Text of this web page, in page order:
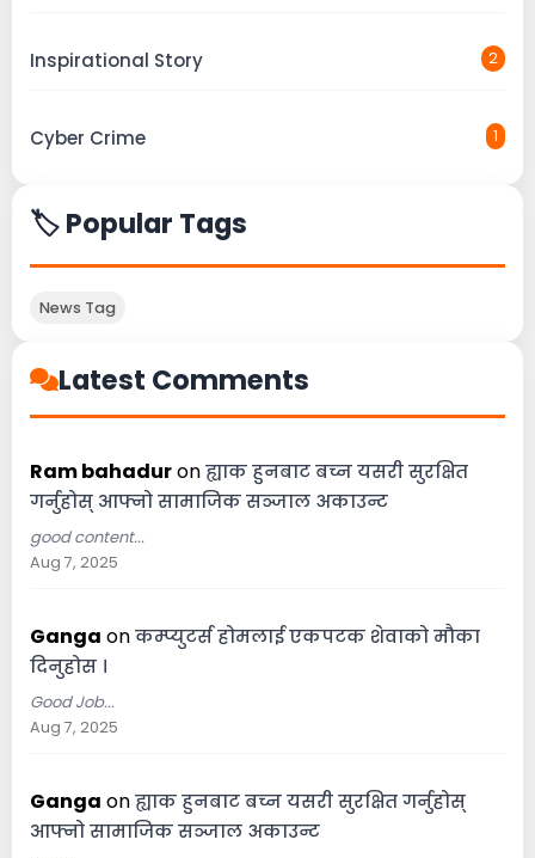
Inspirational Story 2
Cyber Crime 1
🏷️ Popular Tags
News Tag
Latest Comments
Ram bahaduronह्याक हुनबाट बच्न यसरी सुरक्षित
गर्नुहोस् आफ्नो सामाजिक सञ्जाल अकाउन्ट
good content...
Aug 7, 2025
Ganga onकम्प्युटर्स होमलाई एकपटक शेवाको मौका
दिनुहोस ।
Good Job...
Aug 7, 2025
Ganga onह्याक हुनबाट बच्न यसरी सुरक्षित गर्नुहोस्
आफ्नो सामाजिक सञ्जाल अकाउन्ट